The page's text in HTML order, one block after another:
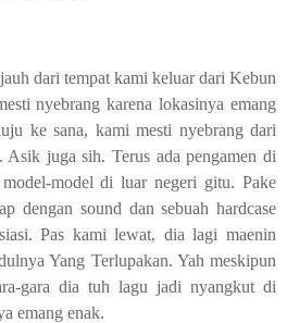
dari tempat kami keluar dari Kebun
nyebrang karena lokasinya emang
ke sana, kami mesti nyebrang dari
Asik juga sih. Terus ada pengamen di
model di luar negeri gitu. Pake
dengan sound dan sebuahhardcase
Pas kami lewat, dia lagi maenin
Yang Terlupakan. Yah meskipun
gara dia tuh lagu jadi nyangkut di
emang enak.